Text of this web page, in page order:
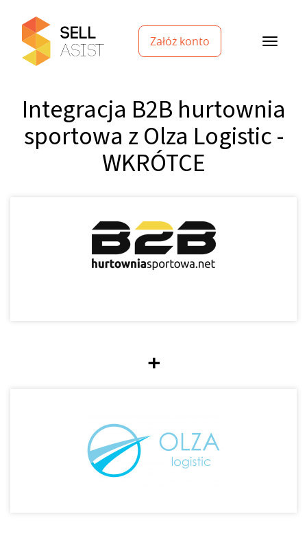
Załóż konto
Integracja B2B hurtownia
sportowa z Olza Logistic -
WKRÓTCE
+